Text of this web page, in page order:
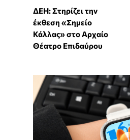
ΔΕΗ: Στηρίζει την
έκθεση «Σημείο
Κάλλας» στο Αρχαίο
Θέατρο Επιδαύρου